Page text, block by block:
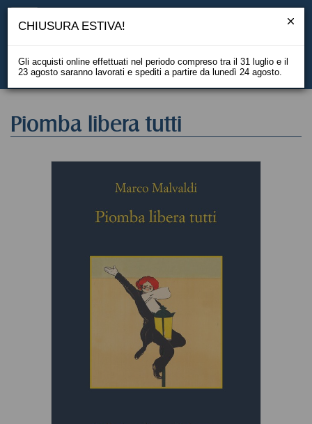
EN
Piomba libera tutti
CHIUSURA ESTIVA!
Gli acquisti online effettuati nel periodo compreso tra il 31 luglio e il
23 agosto saranno lavorati e spediti a partire da lunedì 24 agosto.